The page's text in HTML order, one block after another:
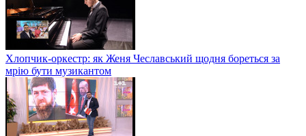
Хлопчик-оркестр: як Женя Чеславський щодня бореться за
мрію бути музикантом